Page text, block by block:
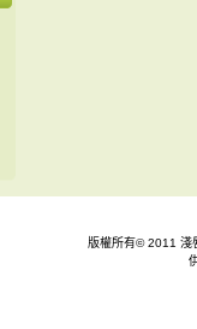
版權所有© 2011 淺